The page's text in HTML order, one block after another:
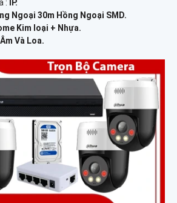
:
IP.
Ngoại 30m Hồng Ngoại SMD.
Kim loại + Nhựa.
Và Loa.